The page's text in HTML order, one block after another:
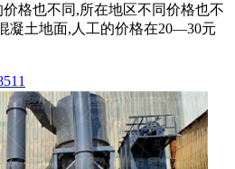
格也不同,所在地区不同价格也不
凝土地面,人工的价格在20—30元